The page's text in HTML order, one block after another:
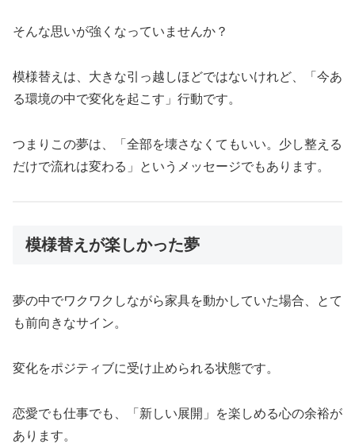
そんな思いが強くなっていませんか？
模様替えは、大きな引っ越しほどではないけれど、「今あ
る環境の中で変化を起こす」行動です。
つまりこの夢は、「全部を壊さなくてもいい。少し整える
だけで流れは変わる」というメッセージでもあります。
模様替えが楽しかった夢
夢の中でワクワクしながら家具を動かしていた場合、とて
も前向きなサイン。
変化をポジティブに受け止められる状態です。
恋愛でも仕事でも、「新しい展開」を楽しめる心の余裕が
あります。